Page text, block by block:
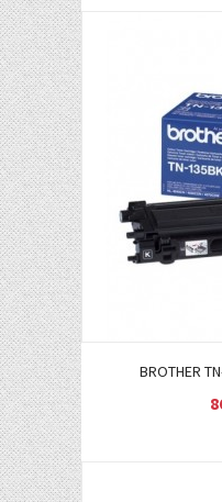
BROTHER